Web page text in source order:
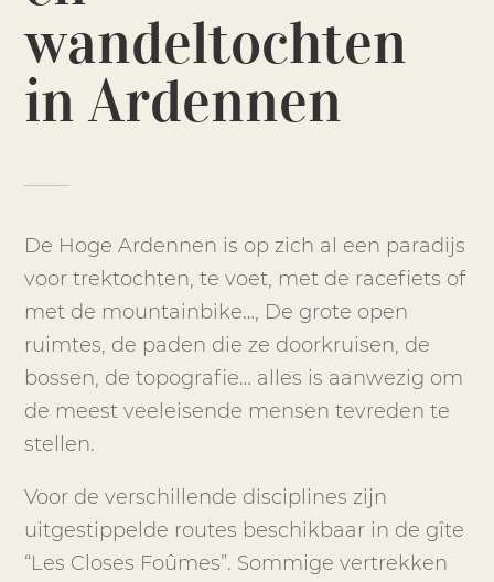
wandeltochten
in Ardennen
De Hoge Ardennen is op zich al een paradijs
voor trektochten, te voet, met de racefiets of
met de mountainbike…, De grote open
ruimtes, de paden die ze doorkruisen, de
bossen, de topografie… alles is aanwezig om
de meest veeleisende mensen tevreden te
stellen.
Voor de verschillende disciplines zijn
uitgestippelde routes beschikbaar in de gîte
“Les Closes Foûmes”. Sommige vertrekken